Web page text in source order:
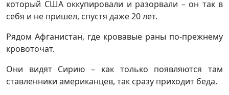
который США оккупировали и разорвали – он так в
себя и не пришел, спустя даже 20 лет.
Рядом Афганистан, где кровавые раны по-прежнему
кровоточат.
Они видят Сирию – как только появляются там
ставленники американцев, так сразу приходит беда.